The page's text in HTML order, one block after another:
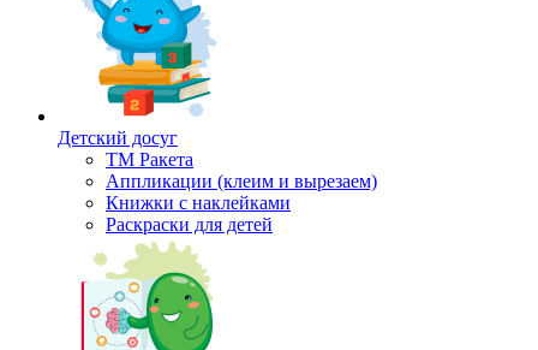
Детский досуг
ТМ Ракета
Аппликации (клеим и вырезаем)
Книжки с наклейками
Раскраски для детей